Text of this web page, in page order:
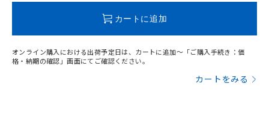
カートに追加
オンライン購入における出荷予定日は、カートに追加～「ご購入手続き：価
格・納期の確認」画面にてご確認ください。
カートをみる